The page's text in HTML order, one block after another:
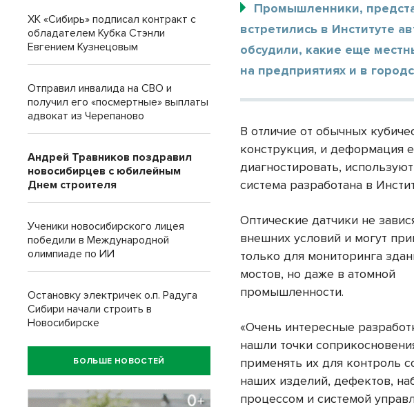
Промышленники,
встретились в Институте
обсудили, какие еще
на предприятиях и в
В отличие от обычных
конструкция, и деформация
диагностировать,
система разработана в
Оптические датчики не
внешних условий и могут
только для мониторинга
мостов, но даже в атомной
промышленности.
«Очень интересные
нашли точки
применять их для контроль
наших изделий, дефектов,
процессом и системой
ХК «Сибирь» подписал контракт с
обладателем Кубка Стэнли
Евгением Кузнецовым
Отправил инвалида на СВО и
получил его «посмертные» выплаты
адвокат из Черепаново
Андрей Травников поздравил
новосибирцев с юбилейным
Днем строителя
Ученики новосибирского лицея
победили в Международной
олимпиаде по ИИ
Остановку электричек о.п. Радуга
Сибири начали строить в
Новосибирске
БОЛЬШЕ НОВОСТЕЙ